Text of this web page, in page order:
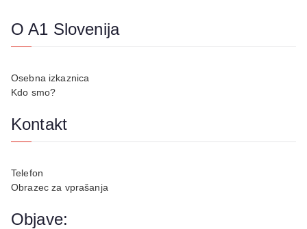
O A1 Slovenija
Osebna izkaznica
Kdo smo?
Kontakt
Telefon
Obrazec za vprašanja
Objave: